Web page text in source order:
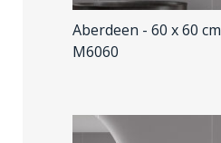
Aberdeen - 60 x 60 cm
M6060